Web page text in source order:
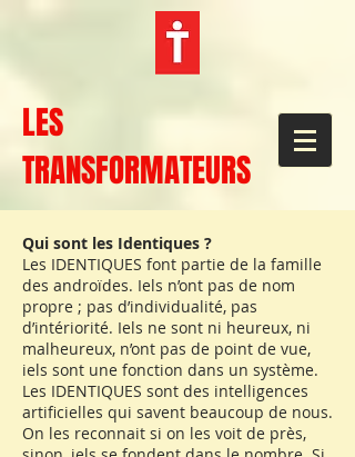
LES
TRANSFORMATEURS
Qui sont les Identiques ?
Les IDENTIQUES font partie de la famille
des androïdes. Iels n’ont pas de nom
propre ; pas d’individualité, pas
d’intériorité. Iels ne sont ni heureux, ni
malheureux, n’ont pas de point de vue,
iels sont une fonction dans un système.
Les IDENTIQUES sont des intelligences
artificielles qui savent beaucoup de nous.
On les reconnait si on les voit de près,